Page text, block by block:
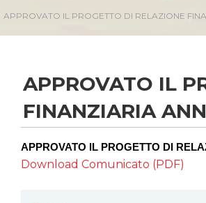
INVESTOR
Governance
Calendario eventi
Eventi e
APPROVATO IL PROGETTO DI RELAZIONE
APPROVATO IL
FINANZIARIA
APPROVATO IL PROGETTO DI
Download Comunicato (PDF)